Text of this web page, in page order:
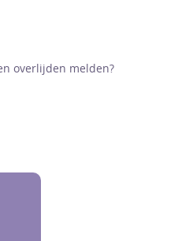
overlijden melden?